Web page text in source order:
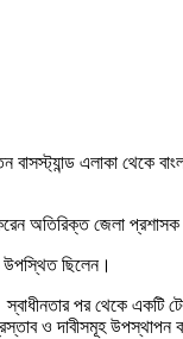
এলাকা থেকে
অতিরিক্ত জেলা প্রশাসক
উপস্থিত ছিলেন।
পর থেকে একটি
ও দাবীসমূহ উপস্থাপন